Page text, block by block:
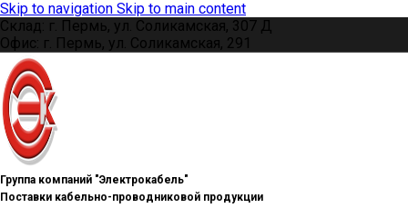
Skip to navigation Skip to main content
Склад: г. Пермь, ул. Соликамская, 307 Д
Офис: г. Пермь, ул. Соликамская, 291
Группа компаний "Электрокабель"
Поставки кабельно-проводниковой продукции